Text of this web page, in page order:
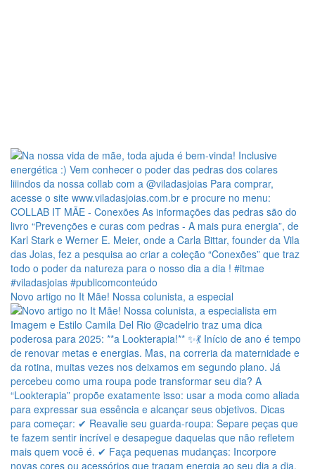
Novo artigo no It Mãe! Nossa colunista, a especial